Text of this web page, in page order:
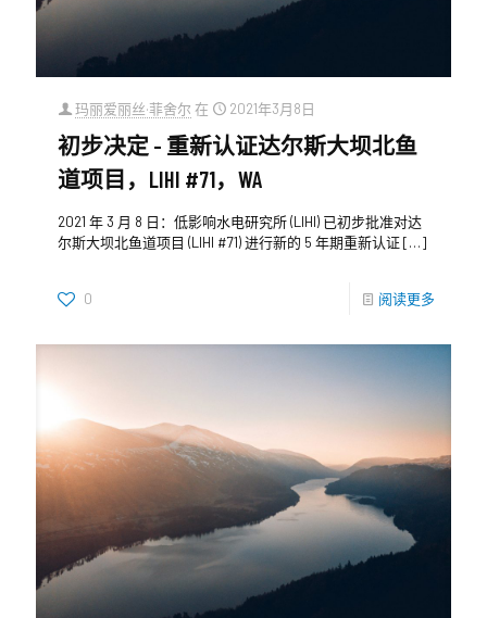
玛丽爱丽丝·菲舍尔 在 2021年3月8日
初步决定 - 重新认证达尔斯大坝北鱼
道项目，LIHI #71，WA
2021 年 3 月 8 日：低影响水电研究所 (LIHI) 已初步批准对达
尔斯大坝北鱼道项目 (LIHI #71) 进行新的 5 年期重新认证[…]
0 阅读更多